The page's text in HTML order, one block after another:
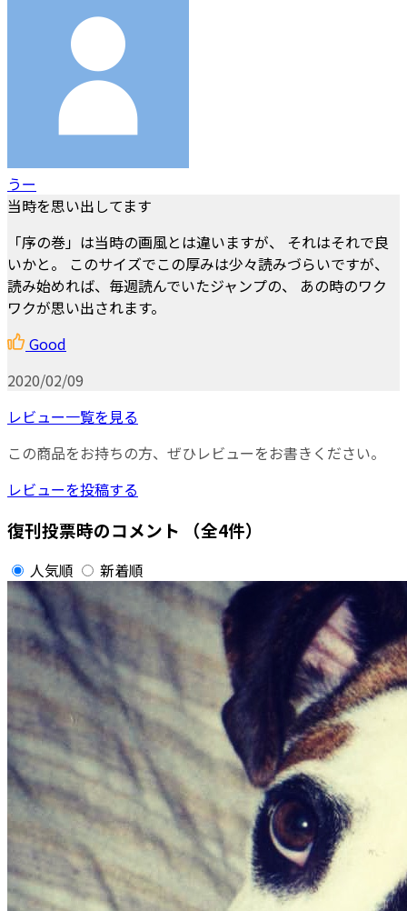
うー
当時を思い出してます
「序の巻」は当時の画風とは違いますが、 それはそれで良
いかと。 このサイズでこの厚みは少々読みづらいですが、
読み始めれば、毎週読んでいたジャンプの、 あの時のワク
ワクが思い出されます。
Good
2020/02/09
レビュー一覧を見る
この商品をお持ちの方、ぜひレビューをお書きください。
レビューを投稿する
復刊投票時のコメント （全4件）
人気順 新着順